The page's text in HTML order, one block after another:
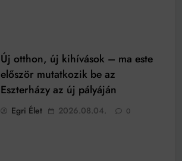
Új otthon, új kihívások – ma este
először mutatkozik be az
Eszterházy az új pályáján
Egri Élet 2026.08.04. 0